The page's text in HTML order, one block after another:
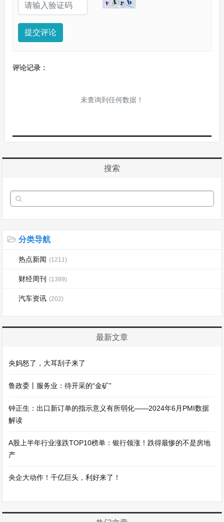
提交评论
评论记录：
未查询到任何数据！
搜索
分类导航
热点新闻 (1211)
财经周刊 (1389)
汽车资讯 (202)
最新文章
央妈怒了，大耳刮子来了
鲁政委丨服务业：待开采的“金矿”
钟正生：出口新订单的指示意义有所弱化——2024年6月PMI数据
解读
A股上半年行业涨跌TOP10榜单：银行领涨！跌得最惨的不是房地
产
央企大动作！千亿巨头，利好来了！